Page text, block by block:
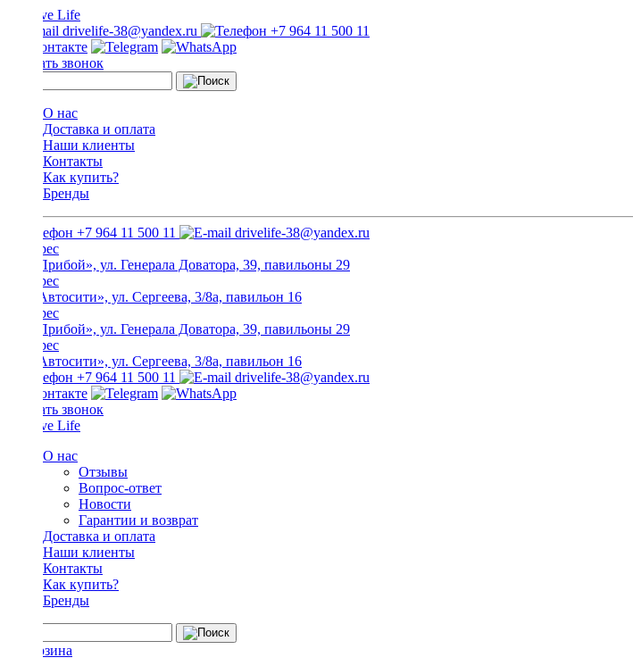
drivelife-38@yandex.ru +7 964 11 500 11
Заказать звонок
О нас
Доставка и оплата
Наши клиенты
Контакты
Как купить?
Бренды
+7 964 11 500 11 drivelife-38@yandex.ru
ТЦ «Прибой», ул. Генерала Доватора, 39, павильоны 29
ТЦ «Автосити», ул. Сергеева, 3/8а, павильон 16
ТЦ «Прибой», ул. Генерала Доватора, 39, павильоны 29
ТЦ «Автосити», ул. Сергеева, 3/8а, павильон 16
+7 964 11 500 11
drivelife-38@yandex.ru
Заказать звонок
О нас
Отзывы
Вопрос-ответ
Новости
Гарантии и возврат
Доставка и оплата
Наши клиенты
Контакты
Как купить?
Бренды